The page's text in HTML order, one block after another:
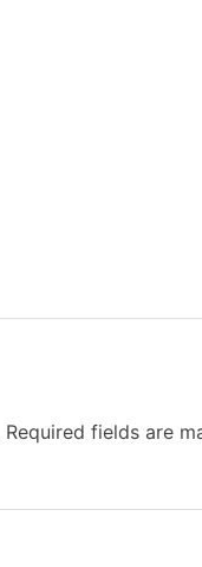
Required fields are